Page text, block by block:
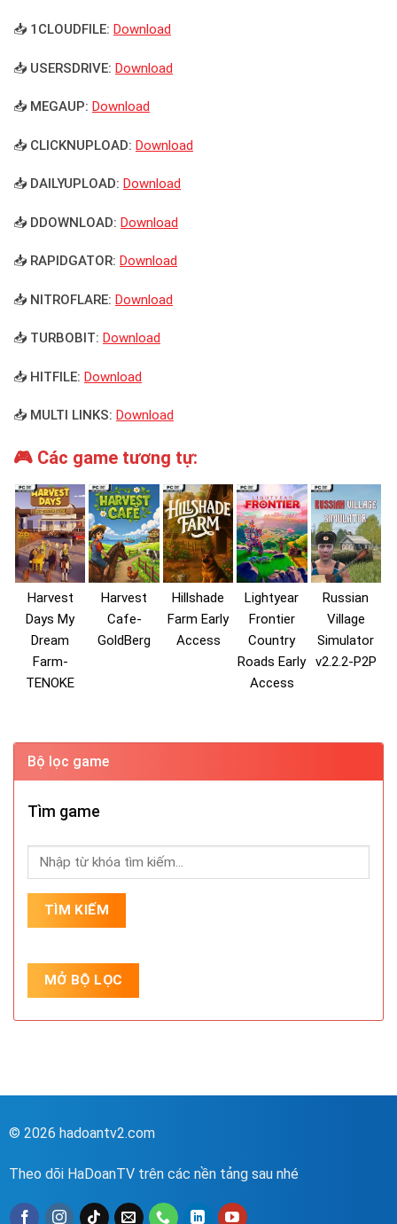
📥 1CLOUDFILE: Download
📥 USERSDRIVE: Download
📥 MEGAUP: Download
📥 CLICKNUPLOAD: Download
📥 DAILYUPLOAD: Download
📥 DDOWNLOAD: Download
📥 RAPIDGATOR: Download
📥 NITROFLARE: Download
📥 TURBOBIT: Download
📥 HITFILE: Download
📥 MULTI LINKS: Download
🎮 Các game tương tự:
Harvest
Days My
Dream
Farm-
TENOKE
Harvest
Cafe-
GoldBerg
Hillshade
Farm Early
Access
Lightyear
Frontier
Country
Roads Early
Access
Russian
Village
Simulator
v2.2.2-P2P
Bộ lọc game
Tìm game
© 2026 hadoantv2.com
Theo dõi HaDoanTV trên các nền tảng sau nhé